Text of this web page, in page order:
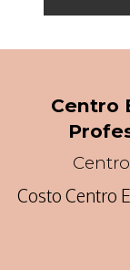
Centro
Costo Centro